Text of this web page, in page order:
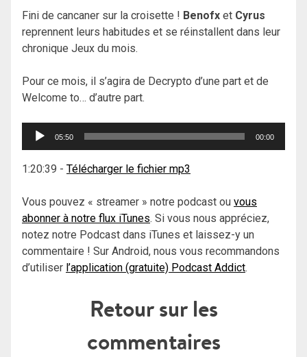
Fini de cancaner sur la croisette ! Benofx et Cyrus
reprennent leurs habitudes et se réinstallent dans leur
chronique Jeux du mois.
Pour ce mois, il s’agira de Decrypto d’une part et de
Welcome to… d’autre part.
Lecteur
05:50 00:00
1:20:39 - Télécharger le fichier mp3
Vous pouvez « streamer » notre podcast ou vous
abonner à notre flux iTunes. Si vous nous appréciez,
notez notre Podcast dans iTunes et laissez-y un
commentaire ! Sur Android, nous vous recommandons
d’utiliser l’application (gratuite) Podcast Addict.
Retour sur les
commentaires